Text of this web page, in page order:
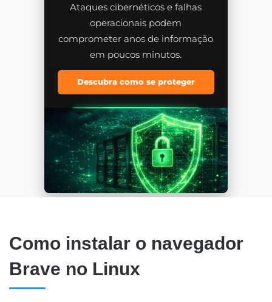
Ataques cibernéticos e falhas
operacionais podem
comprometer anos de informação
em poucos minutos.
Descubra como se proteger
Como instalar o navegador
Brave no Linux